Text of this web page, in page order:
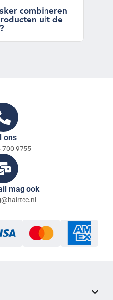
combineren
uit de
ons
700 9755
mag ook